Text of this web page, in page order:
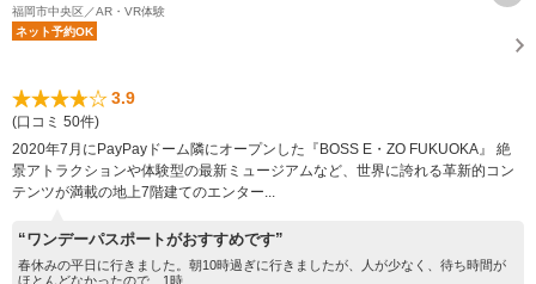
福岡市中央区／AR・VR体験
ネット予約OK
3.9
(口コミ 50件)
2020年7月にPayPayドーム隣にオープンした『BOSS E・ZO FUKUOKA』 絶
景アトラクションや体験型の最新ミュージアムなど、世界に誇れる革新的コン
テンツが満載の地上7階建てのエンター...
“ワンデーパスポートがおすすめです”
春休みの平日に行きました。朝10時過ぎに行きましたが、人が少なく、待ち時間が
ほとんどなかったので、1時...